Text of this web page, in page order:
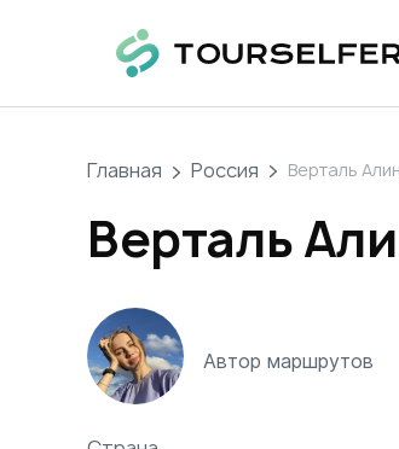
Главная Россия Верталь
Верталь
Автор маршрутов